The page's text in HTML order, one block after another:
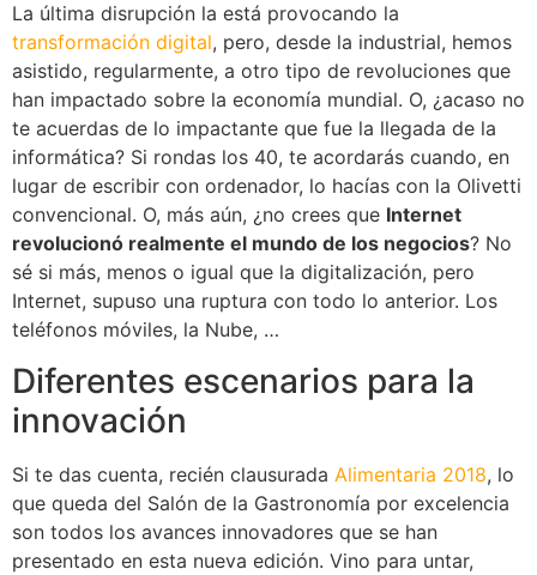
La última disrupción la está provocando la
transformación digital, pero, desde la industrial, hemos
asistido, regularmente, a otro tipo de revoluciones que
han impactado sobre la economía mundial. O, ¿acaso no
te acuerdas de lo impactante que fue la llegada de la
informática? Si rondas los 40, te acordarás cuando, en
lugar de escribir con ordenador, lo hacías con la Olivetti
convencional. O, más aún, ¿no crees que Internet
revolucionó realmente el mundo de los negocios? No
sé si más, menos o igual que la digitalización, pero
Internet, supuso una ruptura con todo lo anterior. Los
teléfonos móviles, la Nube, …
Diferentes escenarios para la
innovación
Si te das cuenta, recién clausurada Alimentaria 2018, lo
que queda del Salón de la Gastronomía por excelencia
son todos los avances innovadores que se han
presentado en esta nueva edición. Vino para untar,